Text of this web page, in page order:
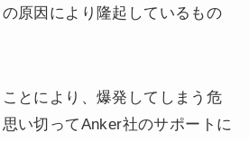
原因により隆起しているもの
とにより、爆発してしまう危
い切ってAnker社のサポートに